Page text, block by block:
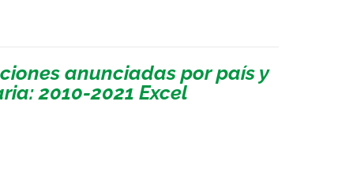
anunciadas por país y
2010-2021 Excel